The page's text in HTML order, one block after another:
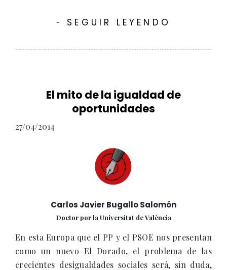
- SEGUIR LEYENDO
El mito de la igualdad de
oportunidades
27/04/2014
Carlos Javier Bugallo Salomón
Doctor por la Universitat de València
En esta Europa que el PP y el PSOE nos presentan
como un nuevo El Dorado, el problema de las
crecientes desigualdades sociales será, sin duda,